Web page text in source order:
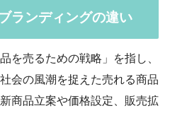
ランディングの違い
を売るための戦略」を指し、
会の風潮を捉えた売れる商品
商品立案や価格設定、販売拡